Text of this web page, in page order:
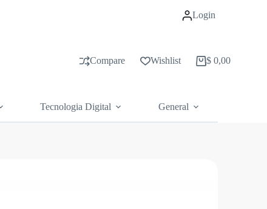
Login
Compare Wishlist
Carrito
$ 0,00
Tecnologia Digital General